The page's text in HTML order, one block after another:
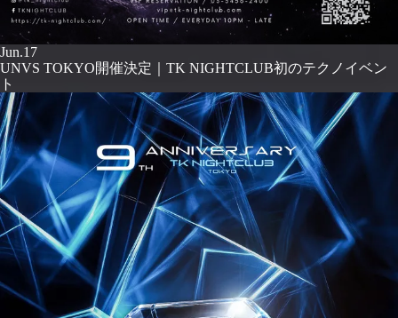
Jun.17
UNVS TOKYO開催決定｜TK NIGHTCLUB初のテクノイベン
ト